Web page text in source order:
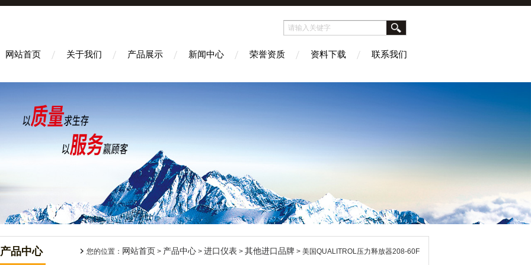
网站首页 关于我们 产品展示 新闻中心 荣誉资质 资料下载 联系我们
产品中心 您的位置： 网站首页 > 产品中心 > 进口仪表 > 其他进口品牌 > 美国QUALITROL压力释放器208-60F